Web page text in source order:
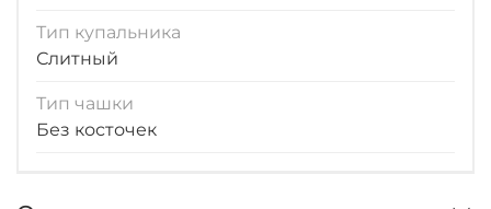
Тип купальника
Слитный
Тип чашки
Без косточек